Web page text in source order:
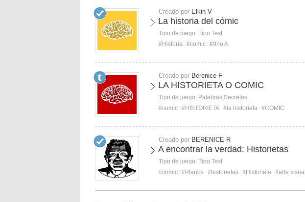
Creado por Elkin V
La historia del cómic
Tipo de juego: Tipo Test
#Historia #comic #9no A
Creado por Berenice F
LA HISTORIETA O COMIC
Tipo de juego: Palabras Secretas
#comic #HISTORIETA #la historieta #COMIC
Creado por BERENICE R
A encontrar la verdad: Historietas
Tipo de juego: Tipo Test
#comic #Planos #historietas #Historieta #arte visual